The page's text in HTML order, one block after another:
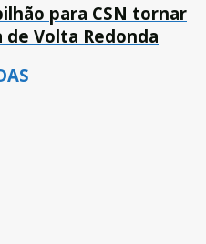
para CSN tornar
Volta Redonda